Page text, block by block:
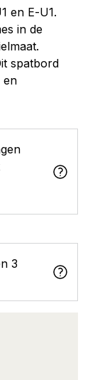
en E-U1.
in de
spatbord
en
3